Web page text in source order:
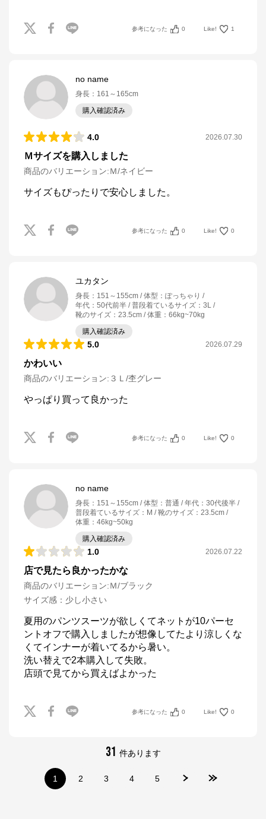
参考になった 0 Like! 1
no name
身長 ： 161～165cm
購入確認済み
4.0 2026.07.30
Ｍサイズを購入しました
商品のバリエーション:Ｍ/ネイビー
参考になった 0 Like! 0
ユカタン
身長 ： 151～155cm 体型 ： ぽっちゃり
年代 ： 50代前半 普段着ているサイズ ： 3L
靴のサイズ ： 23.5cm 体重 ： 66kg~70kg
購入確認済み
5.0 2026.07.29
かわいい
商品のバリエーション: ３Ｌ/杢グレー
やっぱり買って良かった
参考になった 0 Like! 0
no name
身長 ： 151～155cm 体型 ： 普通 年代 ： 30代後半
普段着ているサイズ ： M 靴のサイズ ： 23.5cm
体重 ： 46kg~50kg
購入確認済み
1.0 2026.07.22
店で見たら良かったかな
商品のバリエーション:Ｍ/ブラック
サイズ感 ： 少し小さい
夏用のパンツスーツが欲しくてネットが10パーセ
ントオフで購入しましたが想像してたより涼しくな
くてインナーが着いてるから暑い。
洗い替えで2本購入して失敗。
店頭で見てから買えばよかった
参考になった 0 Like! 0
31 件あります
1 2 3 4 5